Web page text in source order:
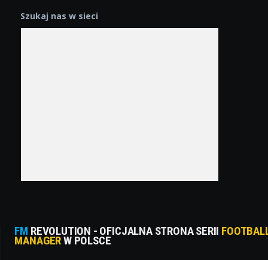
Szukaj nas w sieci
FM REVOLUTION - OFICJALNA STRONA SERII
MANAGERW POLSCE